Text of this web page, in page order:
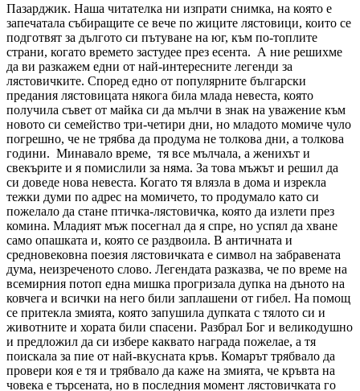
Пазарджик. Наша читателка ни изпрати снимка, на която е
запечатала събиращите се вече по жиците лястовици, които се
подготвят за дългото си пътуване на юг, към по-топлите
страни, когато времето застудее през есента. А ние решихме
да ви разкажем едни от най-интересните легенди за
лястовичките. Според едно от популярните български
предания лястовицата някога била млада невеста, която
получила съвет от майка си да мълчи в знак на уважение към
новото си семейство три-четири дни, но младото момиче чуло
погрешно, че не трябва да продума не толкова дни, а толкова
години. Минавало време, тя все мълчала, а женихът и
свекърите и я помислили за няма. За това мъжът и решил да
си доведе нова невеста. Когато тя влязла в дома и изрекла
тежки думи по адрес на момичето, то продумало като си
пожелало да стане птичка-лястовичка, която да излети през
комина. Младият мъж посегнал да я спре, но успял да хване
само опашката и, която се раздвоила. В античната и
средновековна поезия лястовичката е символ на забравената
дума, неизреченото слово. Легендата разказва, че по време на
всемирния потоп една мишка прогризала дупка на дъното на
ковчега и всички на него били заплашени от гибел. На помощ
се притекла змията, която запушила дупката с тялото си и
животните и хората били спасени. Разбрал Бог и великодушно
и предложил да си избере каквато награда пожелае, а тя
поискала за пие от най-вкусната кръв. Комарът трябвало да
провери коя е тя и трябвало да каже на змията, че кръвта на
човека е търсената, но в последния момент лястовичката го